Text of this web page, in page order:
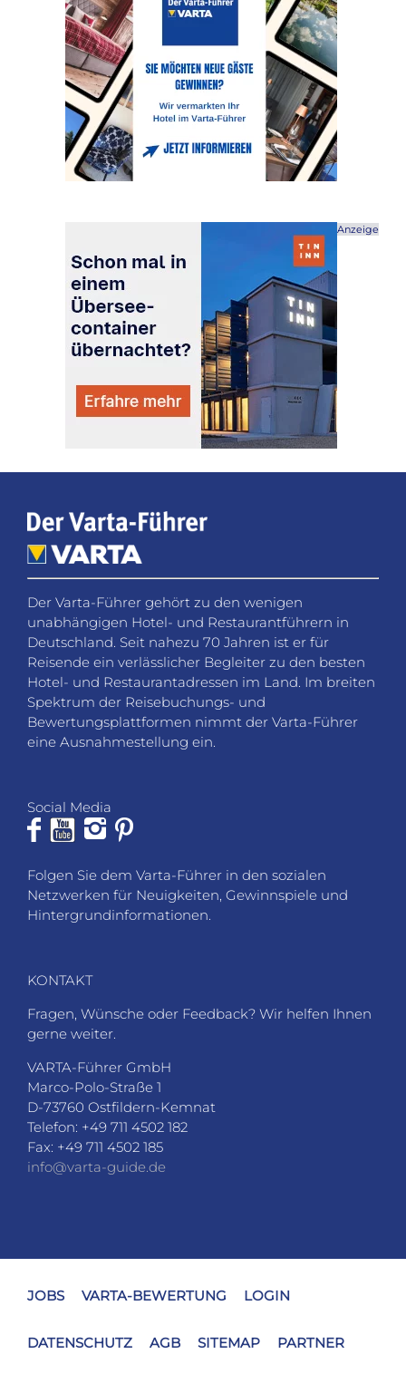
Anzeige
Der Varta-Führer gehört zu den wenigen
unabhängigen Hotel- und Restaurantführern in
Deutschland. Seit nahezu 70 Jahren ist er für
Reisende ein verlässlicher Begleiter zu den besten
Hotel- und Restaurantadressen im Land. Im breiten
Spektrum der Reisebuchungs- und
Bewertungsplattformen nimmt der Varta-Führer
eine Ausnahmestellung ein.
Social Media
Folgen Sie dem Varta-Führer in den sozialen
Netzwerken für Neuigkeiten, Gewinnspiele und
Hintergrundinformationen.
KONTAKT
Fragen, Wünsche oder Feedback? Wir helfen Ihnen
gerne weiter.
VARTA-Führer GmbH
Marco-Polo-Straße 1
D-73760 Ostfildern-Kemnat
Telefon: +49 711 4502 182
Fax: +49 711 4502 185
info@varta-guide.de
JOBS VARTA-BEWERTUNG LOGIN
DATENSCHUTZ AGB SITEMAP PARTNER